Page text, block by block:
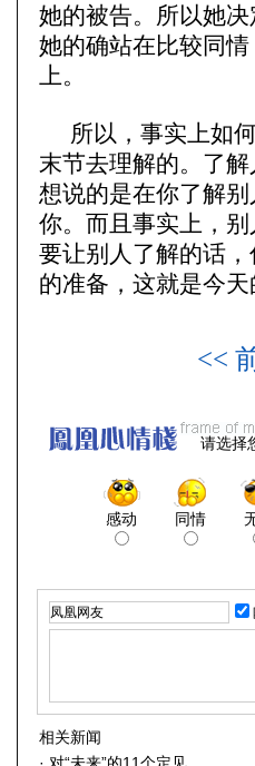
她的被告。所以她
她的确站在比较同
上。
所以，事实上如
末节去理解的。了
想说的是在你了解
你。而且事实上，
要让别人了解的话
的准备，这就是今天
<<
请选择
感动 同情
相关新闻